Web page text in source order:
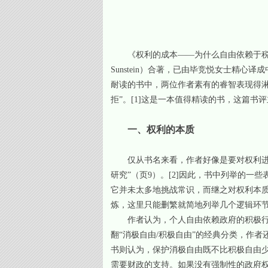
《权利的成本——为什么自由依赖于
Sunstein）合著，已由毕竞悦女士精心译
耐读的书中，两位作者素有的睿智表现得
拒”。
[1]这是一本值得精读的书，这篇书
一、权利的本质
仅从书名来看，作者好像是要对权利
研究”（页9）。
[2] 因此，书中列举的一些
它并未太多地挑战常识，而继之对权利本
炼，这里只能删繁就简地列举几个逻辑环
作者认为，个人自由依赖政府的积极
翻“消极自由/积极自由”的经典分类，作
书则认为，保护消极自由既不比积极自由
需要财政的支持。如果没有强制性的政府